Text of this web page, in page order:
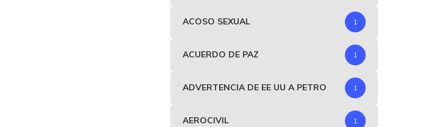
ACOSO SEXUAL 1
ACUERDO DE PAZ 1
ADVERTENCIA DE EE UU A PETRO 1
AEROCIVIL 1